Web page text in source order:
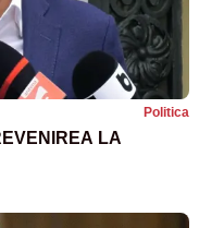
Politica
LA